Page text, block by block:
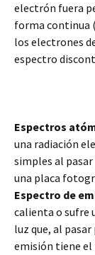
electrón fuera
forma continua
los electrones
espectro
Espectros
una radiación
simples al
una placa
Espectro de
calienta o sufre
luz que, al
emisión tiene el